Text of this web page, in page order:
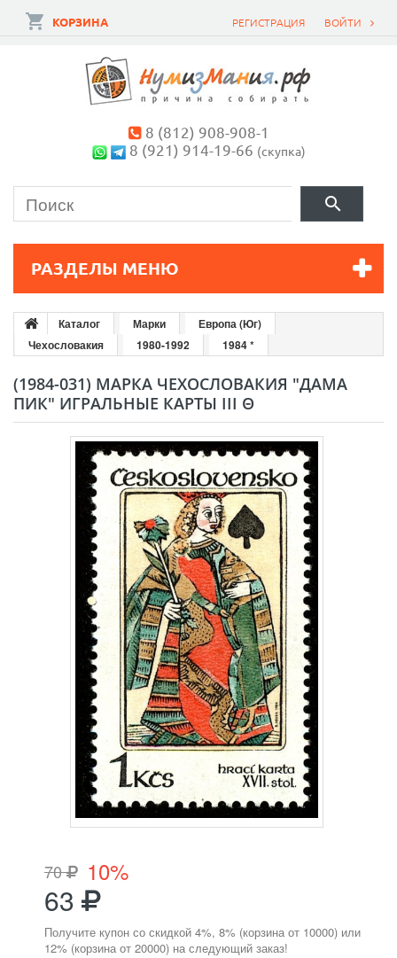
ВОЙТИ
РЕГИСТРАЦИЯ
КОРЗИНА
8 (812) 908-908-1
8 (921) 914-19-66 (скупка)
РАЗДЕЛЫ МЕНЮ
Каталог Марки
Европа (Юг)
Чехословакия
1980-1992 1984 *
(1984-031) МАРКА ЧЕХОСЛОВАКИЯ "ДАМА
ПИК" ИГРАЛЬНЫЕ КАРТЫ III Θ
70 10%
63
Получите купон со скидкой 4%, 8% (корзина от 10000) или
12% (корзина от 20000) на следующий заказ!